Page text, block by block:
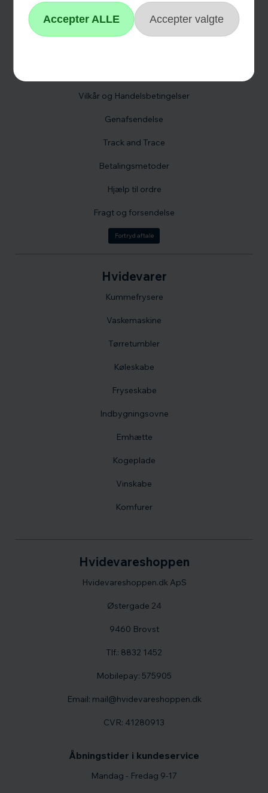
Hvidevareshoppen
Hvidevareshoppen.dk ApS
Østergade 24
9460 Brovst
Tlf.: 8832 1452
Mobilepay: 575905
Email: mail@hvidevareshoppen.dk
CVR: 41280913
Åbningstider i kundeservice
Mandag - Fredag 9-17
Hvidevarer
Kummefrysere
Vaskemaskine
Tørretumbler
Køleskabe
Fryseskabe
Indbygningsovne
Emhætte
Kogeplade
Vinskabe
Komfurer
Reklamation
Hvidevare reklamation
Vilkår og Handelsbetingelser
Genafsendelse
Track and Trace
Betalingsmetoder
Hjælp til ordre
Fragt og forsendelse
Fortryd aftale